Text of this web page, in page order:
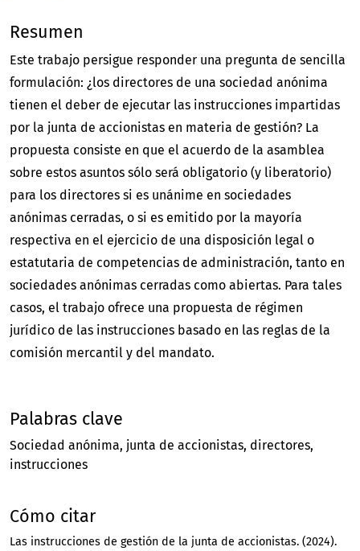
Palabras clave
Sociedad anónima junta de accionistas directores
instrucciones
Cómo citar
Las instrucciones de gestión de la junta de accionistas. (2024).
Resumen
Este trabajo persigue responder una pregunta de sencilla
formulación: ¿los directores de una sociedad anónima
tienen el deber de ejecutar las instrucciones impartidas
por la junta de accionistas en materia de gestión? La
propuesta consiste en que el acuerdo de la asamblea
sobre estos asuntos sólo será obligatorio (y liberatorio)
para los directores si es unánime en sociedades
anónimas cerradas, o si es emitido por la mayoría
respectiva en el ejercicio de una disposición legal o
estatutaria de competencias de administración, tanto en
sociedades anónimas cerradas como abiertas. Para tales
casos, el trabajo ofrece una propuesta de régimen
jurídico de las instrucciones basado en las reglas de la
comisión mercantil y del mandato.